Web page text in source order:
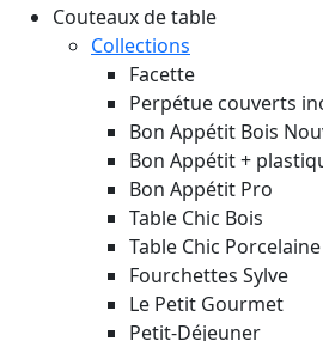
Couteaux de table
Collections
Facette
Perpétue couverts
Bon Appétit Bois
Bon Appétit +
Bon Appétit Pro
Table Chic Bois
Table Chic
Fourchettes Sylve
Le Petit Gourmet
Petit-Déjeuner